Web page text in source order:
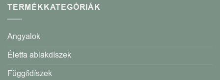
TERMÉKKATEGÓRIÁK
Angyalok
Életfa ablakdíszek
Függődíszek